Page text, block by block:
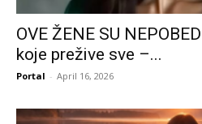
OVE ŽENE SU
koje prežive sve –...
Portal - April 16, 2026